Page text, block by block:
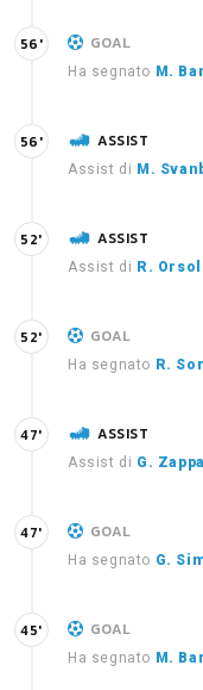
GOAL
Ha segnato M.
56'
ASSIST
Assist di M.
56'
ASSIST
Assist di R.
52'
GOAL
Ha segnato R.
52'
ASSIST
Assist di G. Zappa
47'
GOAL
Ha segnato G.
47'
GOAL
Ha segnato M.
45'